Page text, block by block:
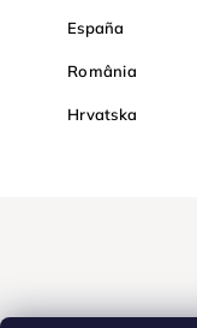
España
România
Hrvatska